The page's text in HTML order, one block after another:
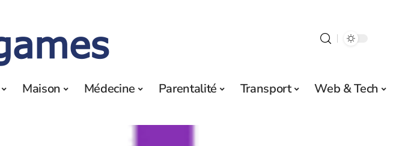
Maison Médecine Parentalité Transport Web & Tech